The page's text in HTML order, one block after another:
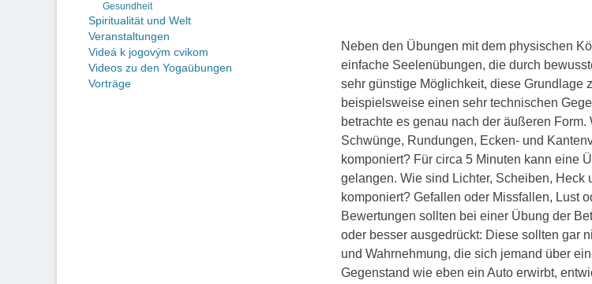
Neben den Übungen mit dem physischen
einfache Seelenübungen, die durch
sehr günstige Möglichkeit, diese Grundlage
beispielsweise einen sehr technischen
betrachte es genau nach der äußeren
Schwünge, Rundungen, Ecken- und
komponiert? Für circa 5 Minuten kann eine
gelangen. Wie sind Lichter, Scheiben, Heck
komponiert? Gefallen oder Missfallen, Lust
Bewertungen sollten bei einer Übung der
oder besser ausgedrückt: Diese sollten gar
und Wahrnehmung, die sich jemand über
Gegenstand wie eben ein Auto erwirbt,
Gesundheit
Spiritualität und Welt
Veranstaltungen
Videá k jogovým cvikom
Videos zu den Yogaübungen
Vorträge